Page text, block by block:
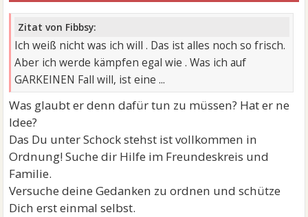
Zitat von Fibbsy:
Ich weiß nicht was ich will . Das ist alles noch so frisch.
Aber ich werde kämpfen egal wie . Was ich auf
GARKEINEN Fall will, ist eine ...
Was glaubt er denn dafür tun zu müssen? Hat er ne
Idee?
Das Du unter Schock stehst ist vollkommen in
Ordnung! Suche dir Hilfe im Freundeskreis und
Familie.
Versuche deine Gedanken zu ordnen und schütze
Dich erst einmal selbst.